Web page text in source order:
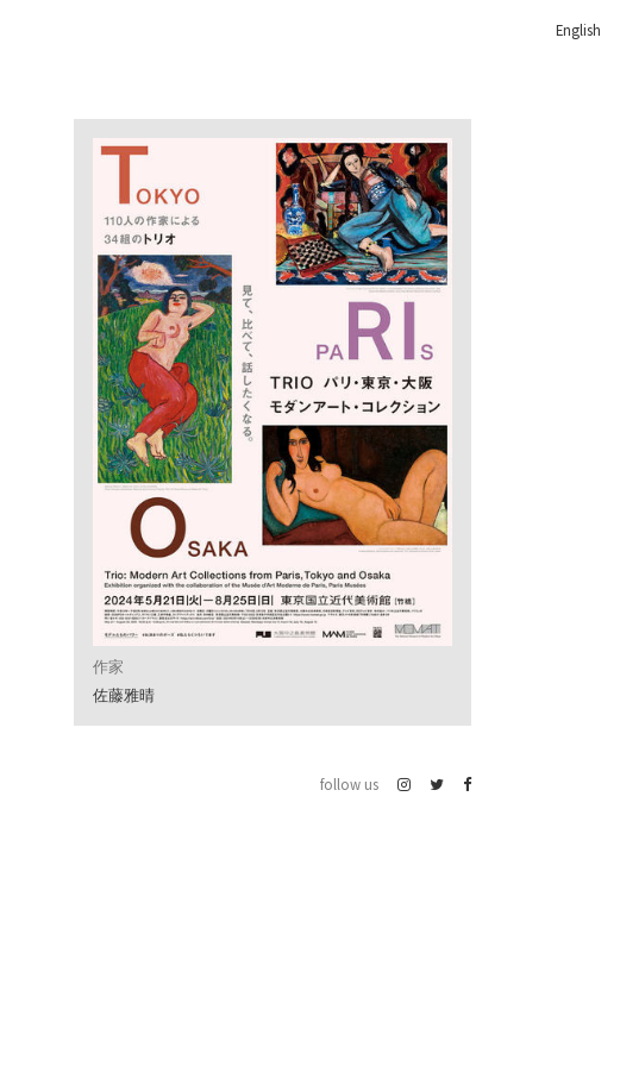
English
作家
佐藤雅晴
follow us